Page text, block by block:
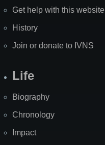
Get help with this website
History
Join or donate to IVNS
Life
Biography
Chronology
Impact